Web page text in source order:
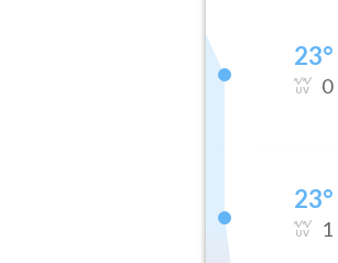
23°
0
23°
1